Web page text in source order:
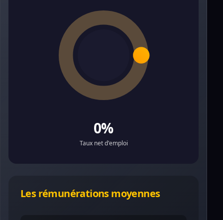
0%
Taux net d'emploi
Les rémunérations moyennes